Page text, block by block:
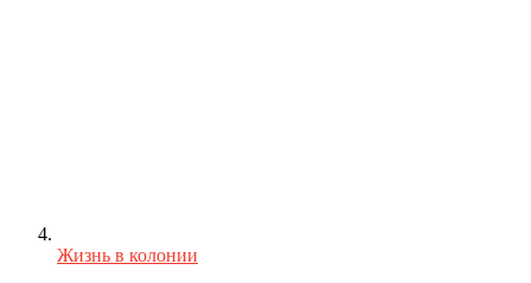
Жизнь в колонии